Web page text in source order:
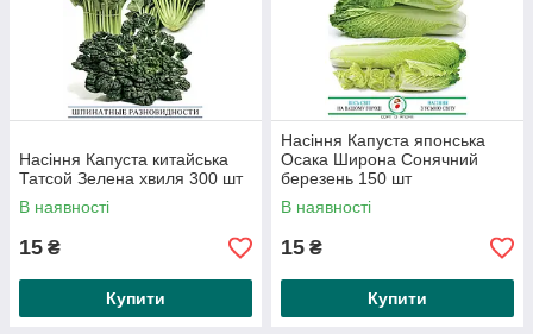
Насіння Капуста китайська
Татсой Зелена хвиля 300 шт
В наявності
15 ₴
Купити
Насіння Капуста японська
Осака Широна Сонячний
березень 150 шт
В наявності
15 ₴
Купити